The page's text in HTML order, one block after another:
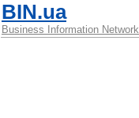
BIN.ua
Business Information Network